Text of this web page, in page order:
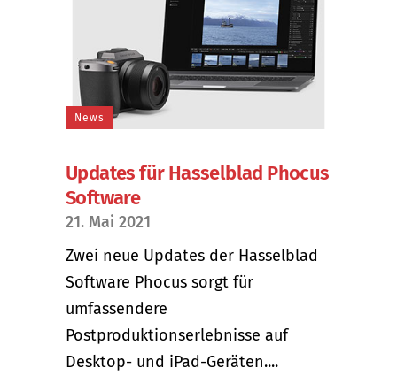
News
Updates für Hasselblad Phocus
Software
21. Mai 2021
Zwei neue Updates der Hasselblad
Software Phocus sorgt für
umfassendere
Postproduktionserlebnisse auf
Desktop- und iPad-Geräten....